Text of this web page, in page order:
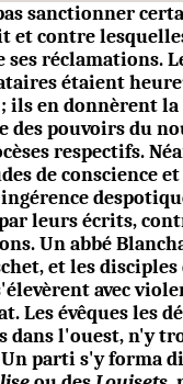
sanctionner
et contre
ses réclama­tions.
étaient
ils en donnèrent
des pouvoirs du
respectifs.
de conscience
leurs écrits,
Un abbé
et les
avec
Les évêques les
dans l'ouest, n'y
Un parti s'y forma